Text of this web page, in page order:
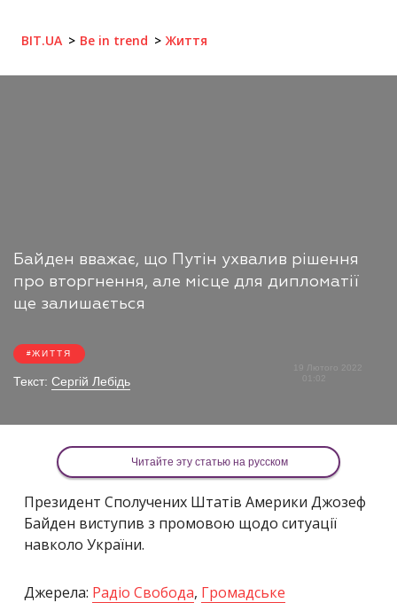
BIT.UA Be in trend Життя
Байден вважає, що Путін ухвалив рішення
про вторгнення, але місце для дипломатії
ще залишається
ЖИТТЯ
Текст: Сергій Лебідь
19 Лютого 2022
Читайте эту статью на русском
Президент Сполучених Штатів Америки Джозеф
Байден виступив з промовою щодо ситуації
навколо України.
Джерела: Радіо Свобода, Громадське